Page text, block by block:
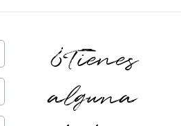
¿Tienes
alguna